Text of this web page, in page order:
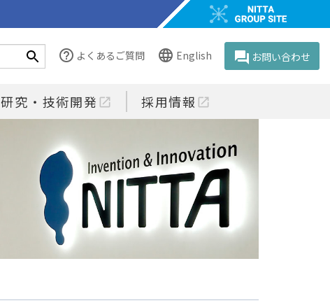
研究・技術開発 open_in_new 採用情報 open_in_new
help_outline よくあるご質問 language English question_answer お問い合わせ